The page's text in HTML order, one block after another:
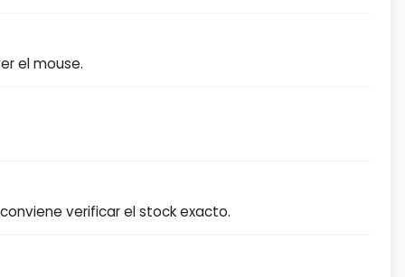
el mouse.
verificar el stock exacto.